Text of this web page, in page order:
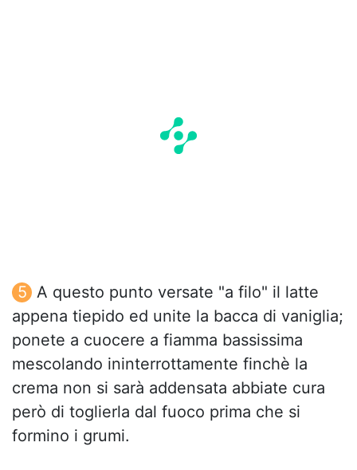
A questo punto versate "a filo" il latte
appena tiepido ed unite la bacca di vaniglia;
ponete a cuocere a fiamma bassissima
mescolando ininterrottamente finchè la
crema non si sarà addensata abbiate cura
però di toglierla dal fuoco prima che si
formino i grumi.